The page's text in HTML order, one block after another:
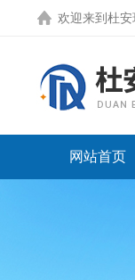
欢迎来到 杜安
网站首页